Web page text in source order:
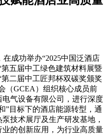
在成功举办“2025中国泛酒店
五届中工绿色建筑材料展暨
二届中工匠邦杯双碳奖颁奖
（GCEA）组织核心成员前
气设备有限公司，进行深度
”目标下的酒店能源转型，通
技术展厅及生产研发基地，
的创新应用，为行业高质量